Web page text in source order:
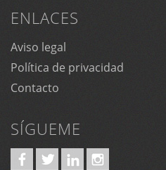
ENLACES
Aviso legal
Política de privacidad
Contacto
SÍGUEME